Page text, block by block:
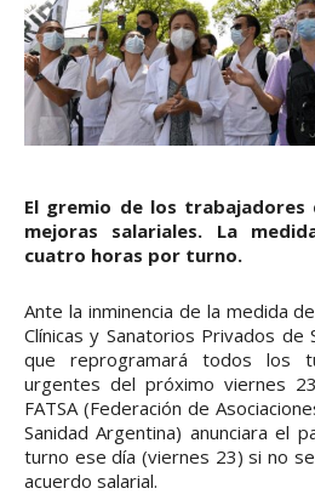
El gremio de los trabajadores
mejoras salariales. La
cuatro horas por turno.
Ante la inminencia de la medida
Clínicas y Sanatorios Privados de
que reprogramará todos los
urgentes del próximo viernes
FATSA (Federación de
Sanidad Argentina) anunciara el
turno ese día (viernes 23) si no
acuerdo salarial.